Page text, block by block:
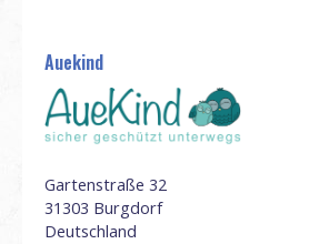
Auekind
Gartenstraße 32
31303 Burgdorf
Deutschland